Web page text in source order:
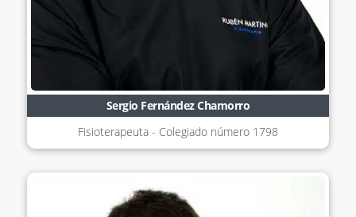
Sergio Fernández Chamorro
Fisioterapeuta - Colegiado número 1798